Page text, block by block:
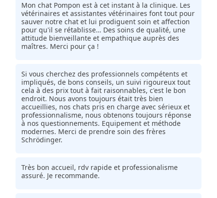
Mon chat Pompon est à cet instant à la clinique. Les
vétérinaires et assistantes vétérinaires font tout pour
sauver notre chat et lui prodiguent soin et affection
pour qu'il se rétablisse… Des soins de qualité, une
attitude bienveillante et empathique auprès des
maîtres. Merci pour ça !
Si vous cherchez des professionnels compétents et
impliqués, de bons conseils, un suivi rigoureux tout
cela à des prix tout à fait raisonnables, c'est le bon
endroit. Nous avons toujours était très bien
accueillies, nos chats pris en charge avec sérieux et
professionnalisme, nous obtenons toujours réponse
à nos questionnements. Equipement et méthode
modernes. Merci de prendre soin des frères
Schrödinger.
Très bon accueil, rdv rapide et professionalisme
assuré. Je recommande.